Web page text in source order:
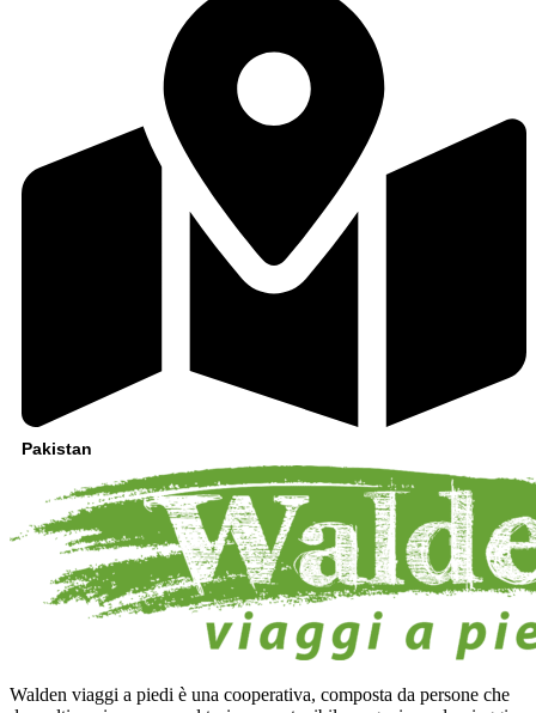
Pakistan
Walden viaggi a piedi è una cooperativa, composta da persone che